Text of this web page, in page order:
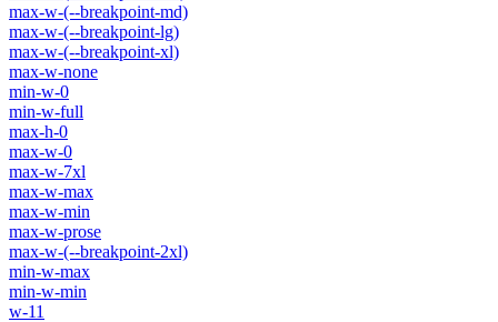
max-w-(--breakpoint-md)
max-w-(--breakpoint-lg)
max-w-(--breakpoint-xl)
max-w-none
min-w-0
min-w-full
max-h-0
max-w-0
max-w-7xl
max-w-max
max-w-min
max-w-prose
max-w-(--breakpoint-2xl)
min-w-max
min-w-min
w-11